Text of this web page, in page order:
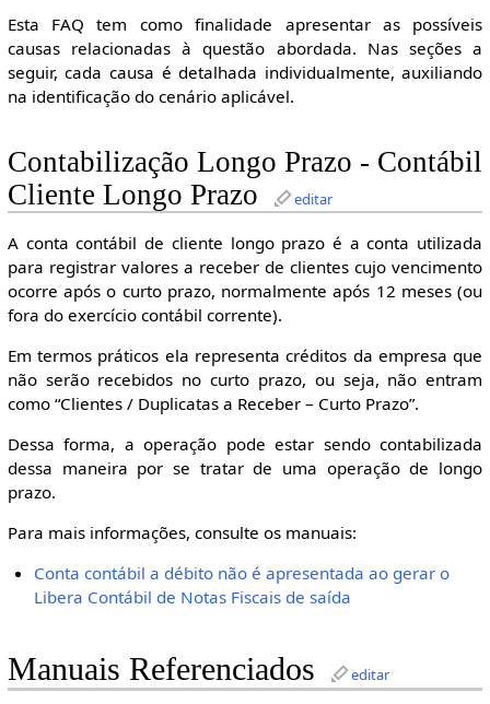
Esta FAQ tem como finalidade apresentar as possíveis
causas relacionadas à questão abordada. Nas seções a
seguir, cada causa é detalhada individualmente, auxiliando
na identificação do cenário aplicável.
Contabilização Longo Prazo - Contábil
Cliente Longo Prazo
editar
A conta contábil de cliente longo prazo é a conta utilizada
para registrar valores a receber de clientes cujo vencimento
ocorre após o curto prazo, normalmente após 12 meses (ou
fora do exercício contábil corrente).
Em termos práticos ela representa créditos da empresa que
não serão recebidos no curto prazo, ou seja, não entram
como “Clientes / Duplicatas a Receber – Curto Prazo”.
Dessa forma, a operação pode estar sendo contabilizada
dessa maneira por se tratar de uma operação de longo
prazo.
Para mais informações, consulte os manuais:
Conta contábil a débito não é apresentada ao gerar o
Libera Contábil de Notas Fiscais de saída
Manuais Referenciados editar